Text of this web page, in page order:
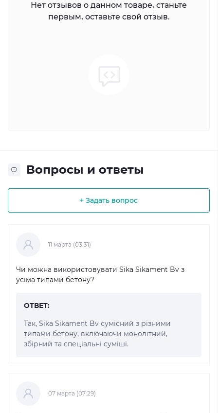
Нет отзывов о данном товаре, станьте
первым, оставьте свой отзыв.
Вопросы и ответы
+ Задать вопрос
11 марта (03:31)
Чи можна використовувати Sika Sikament Bv з
усіма типами бетону?
ОТВЕТ:
Так, Sika Sikament Bv сумісний з різними
типами бетону, включаючи монолітний,
збірний та спеціальні суміші.
07 марта (07:29)